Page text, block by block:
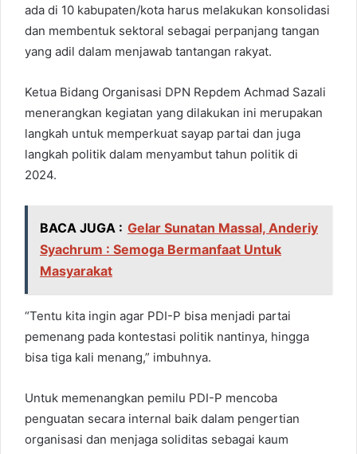
ada di 10 kabupaten/kota harus melakukan konsolidasi
dan membentuk sektoral sebagai perpanjang tangan
yang adil dalam menjawab tantangan rakyat.
Ketua Bidang Organisasi DPN Repdem Achmad Sazali
menerangkan kegiatan yang dilakukan ini merupakan
langkah untuk memperkuat sayap partai dan juga
langkah politik dalam menyambut tahun politik di
2024.
BACA JUGA : Gelar Sunatan Massal, Anderiy
Syachrum : Semoga Bermanfaat Untuk
Masyarakat
“Tentu kita ingin agar PDI-P bisa menjadi partai
pemenang pada kontestasi politik nantinya, hingga
bisa tiga kali menang,” imbuhnya.
Untuk memenangkan pemilu PDI-P mencoba
penguatan secara internal baik dalam pengertian
organisasi dan menjaga soliditas sebagai kaum